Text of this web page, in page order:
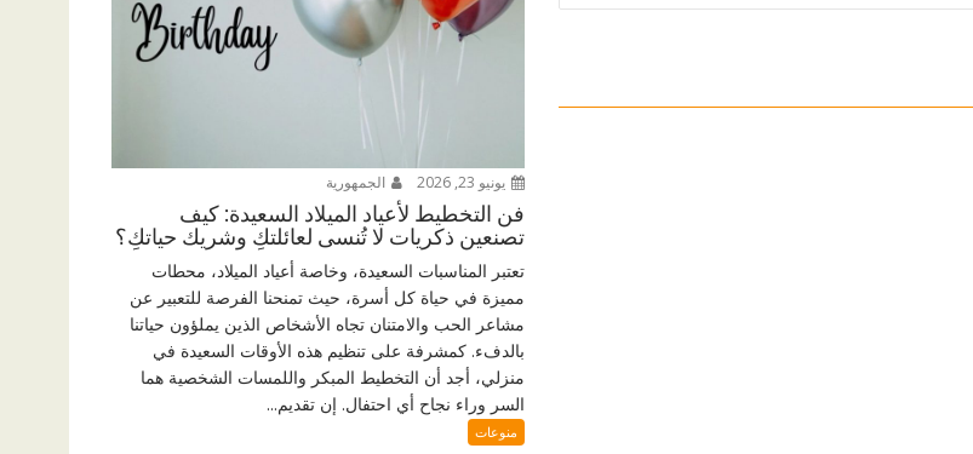
يونيو 23, 2026 الجمهورية
فن التخطيط لأعياد الميلاد السعيدة: كيف
تصنعين ذكريات لا تُنسى لعائلتكِ وشريك حياتكِ؟
تعتبر المناسبات السعيدة، وخاصة أعياد الميلاد، محطات
مميزة في حياة كل أسرة، حيث تمنحنا الفرصة للتعبير عن
مشاعر الحب والامتنان تجاه الأشخاص الذين يملؤون حياتنا
بالدفء. كمشرفة على تنظيم هذه الأوقات السعيدة في
منزلي، أجد أن التخطيط المبكر واللمسات الشخصية هما
السر وراء نجاح أي احتفال. إن تقديم...
منوعات